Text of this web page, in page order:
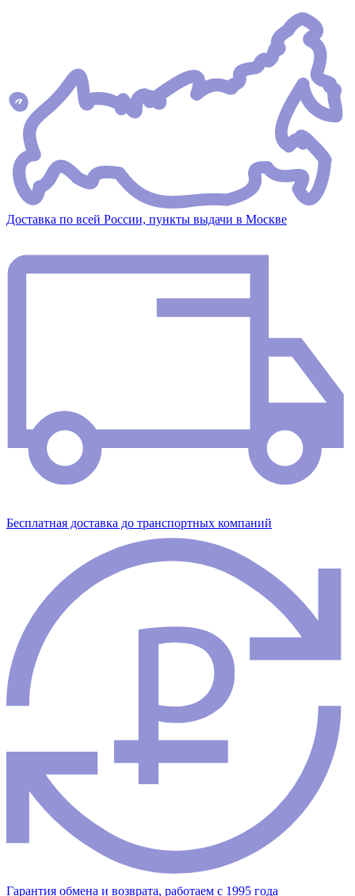
Доставка по всей России, пункты выдачи в Москве
Бесплатная доставка до транспортных компаний
Гарантия обмена и возврата, работаем с 1995 года